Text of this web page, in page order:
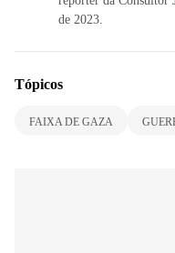
de 2023.
Tópicos
FAIXA DE GAZA